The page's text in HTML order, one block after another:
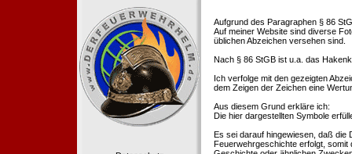
Aufgrund des Paragraphen § 86
Auf meiner Website sind diverse
üblichen Abzeichen versehen sind.
Nach § 86 StGB ist u.a. das
Ich verfolge mit den gezeigten
dem Zeigen der Zeichen eine
Aus diesem Grund erkläre ich:
Die hier dargestellten Symbole
Es sei darauf hingewiesen, daß die
Feuerwehrgeschichte erfolgt,